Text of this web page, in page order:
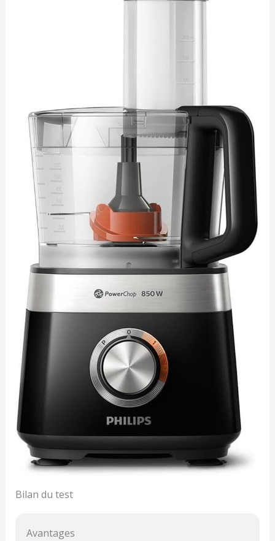
Bilan du test
Avantages